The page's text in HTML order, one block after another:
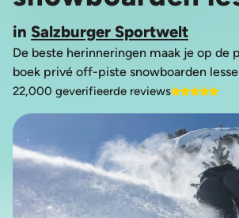
in Salzburger Sportwelt
De beste herinneringen maak je op de
boek privé off-piste snowboarden
22,000 geverifieerde reviews